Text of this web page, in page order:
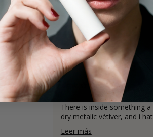
3.6
16 Comentarios
There is inside something
dry metalic vétiver, and i
Leer más